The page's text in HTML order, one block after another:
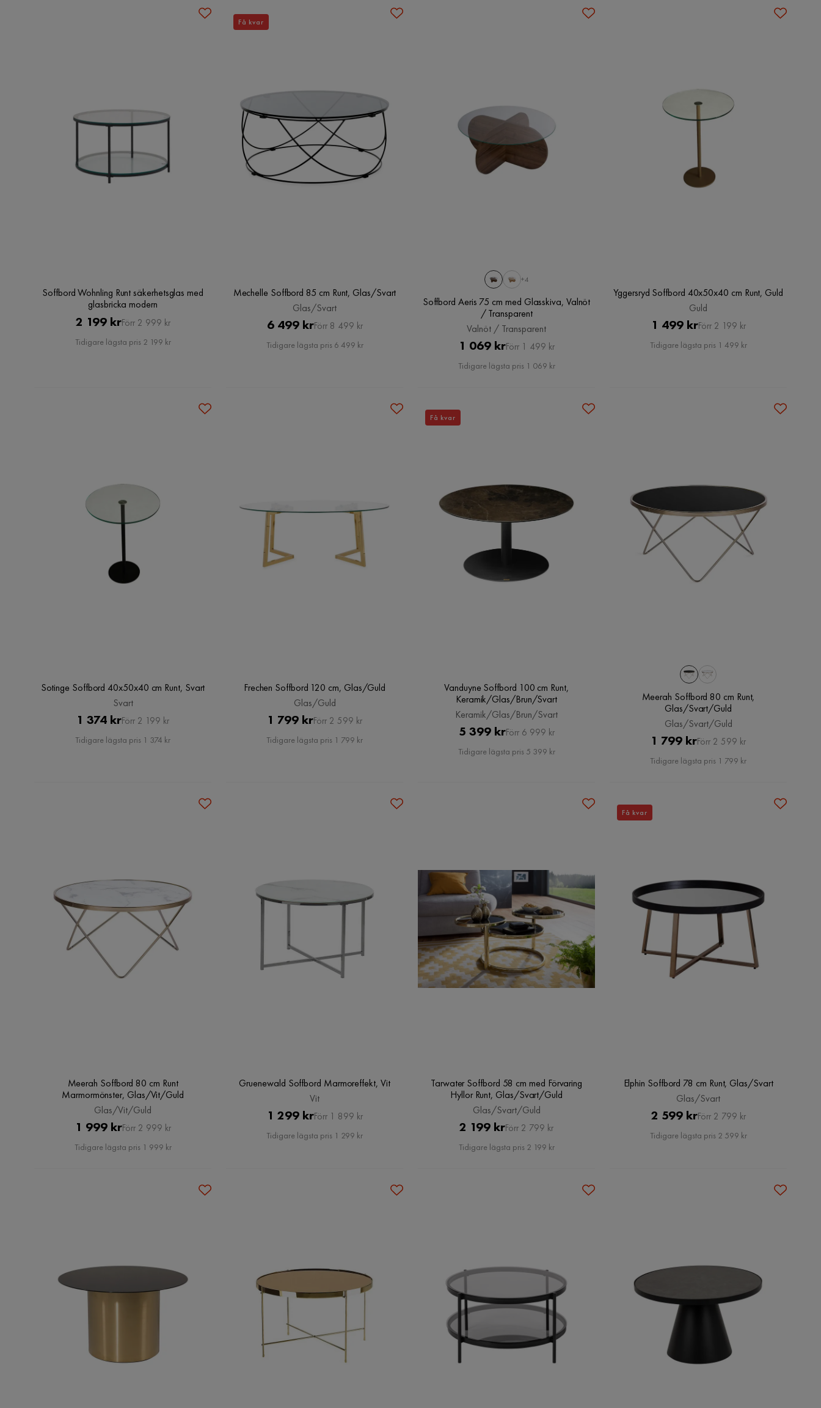
Soffbord Wohnling Runt säkerhetsglas med
glasbricka modern
Pris
2 199 krOriginal
Pris
Förr 2 999 kr
Tidigare lägsta pris 2 199 kr
Mechelle Soffbord 85 cm Runt, Glas/Svart
Glas/Svart
Pris
6 499 krOriginal
Pris
Förr 8 499 kr
Tidigare lägsta pris 6 499 kr
Få kvar
+4
Soffbord Aeris 75 cm med Glasskiva, Valnöt
/ Transparent
Valnöt / Transparent
Pris
1 069 krOriginal
Pris
Förr 1 499 kr
Tidigare lägsta pris 1 069 kr
Yggersryd Soffbord 40x50x40 cm Runt, Guld
Guld
Pris
1 499 krOriginal
Pris
Förr 2 199 kr
Tidigare lägsta pris 1 499 kr
Sotinge Soffbord 40x50x40 cm Runt, Svart
Svart
Pris
1 374 krOriginal
Pris
Förr 2 199 kr
Tidigare lägsta pris 1 374 kr
Frechen Soffbord 120 cm, Glas/Guld
Glas/Guld
Pris
1 799 krOriginal
Pris
Förr 2 599 kr
Tidigare lägsta pris 1 799 kr
Vanduyne Soffbord 100 cm Runt,
Keramik/Glas/Brun/Svart
Keramik/Glas/Brun/Svart
Pris
5 399 krOriginal
Pris
Förr 6 999 kr
Tidigare lägsta pris 5 399 kr
Få kvar
Meerah Soffbord 80 cm Runt,
Glas/Svart/Guld
Glas/Svart/Guld
Pris
1 799 krOriginal
Pris
Förr 2 599 kr
Tidigare lägsta pris 1 799 kr
Meerah Soffbord 80 cm Runt
Marmormönster, Glas/Vit/Guld
Glas/Vit/Guld
Pris
1 999 krOriginal
Pris
Förr 2 999 kr
Tidigare lägsta pris 1 999 kr
Gruenewald Soffbord Marmoreffekt, Vit
Vit
Pris
1 299 krOriginal
Pris
Förr 1 899 kr
Tidigare lägsta pris 1 299 kr
Tarwater Soffbord 58 cm med Förvaring
Hyllor Runt, Glas/Svart/Guld
Glas/Svart/Guld
Pris
2 199 krOriginal
Pris
Förr 2 799 kr
Tidigare lägsta pris 2 199 kr
Elphin Soffbord 78 cm Runt, Glas/Svart
Glas/Svart
Pris
2 599 krOriginal
Pris
Förr 2 799 kr
Tidigare lägsta pris 2 599 kr
Få kvar